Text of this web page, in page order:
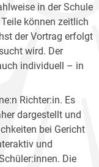
in der Schule
können zeitlich
der Vortrag erfolgt
wird. Der
individuell – in
Richter:in. Es
dargestellt und
bei Gericht
und
Die